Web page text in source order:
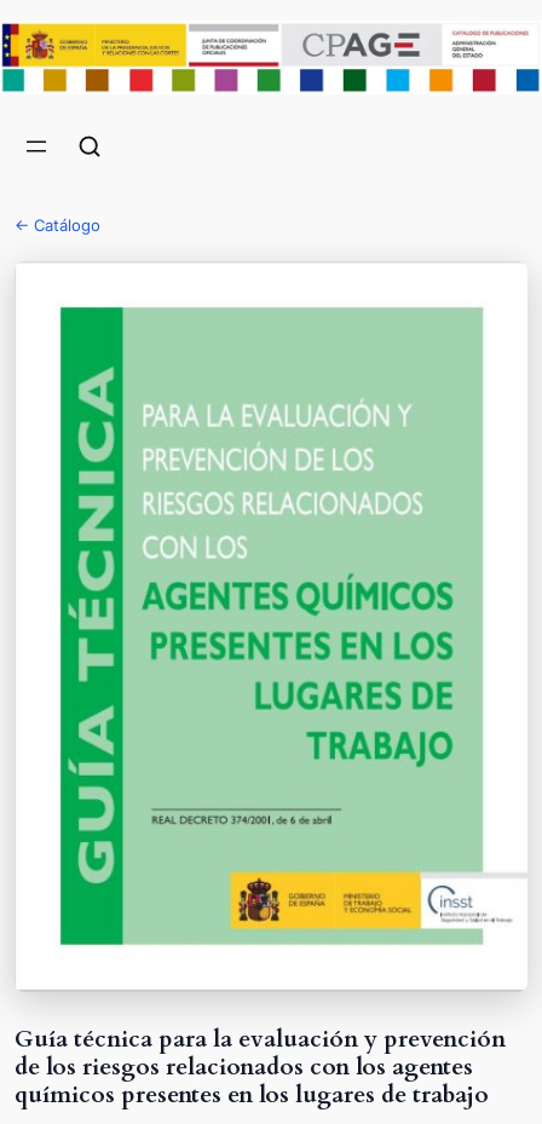
← Catálogo
Guía técnica para la evaluación y prevención
de los riesgos relacionados con los agentes
químicos presentes en los lugares de trabajo